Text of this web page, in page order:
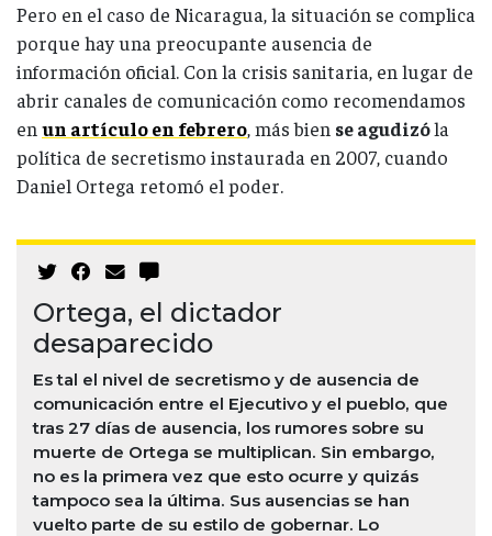
Pero en el caso de Nicaragua, la situación se complica
porque hay una preocupante ausencia de
información oficial. Con la crisis sanitaria, en lugar de
abrir canales de comunicación como recomendamos
en un artículo en febrero, más bien se agudizóla
política de secretismo instaurada en 2007, cuando
Daniel Ortega retomó el poder.
Ortega, el dictador
desaparecido
Es tal el nivel de secretismo y de ausencia de
comunicación entre el Ejecutivo y el pueblo, que
tras 27 días de ausencia, los rumores sobre su
muerte de Ortega se multiplican. Sin embargo,
no es la primera vez que esto ocurre y quizás
tampoco sea la última. Sus ausencias se han
vuelto parte de su estilo de gobernar. Lo